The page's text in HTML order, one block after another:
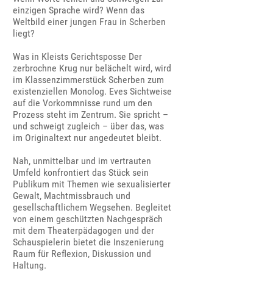
einzigen Sprache wird? Wenn das
Weltbild einer jungen Frau in Scherben
liegt?
Was in Kleists Gerichtsposse Der
zerbrochne Krug nur belächelt wird, wird
im Klassenzimmerstück Scherben zum
existenziellen Monolog. Eves Sichtweise
auf die Vorkommnisse rund um den
Prozess steht im Zentrum. Sie spricht –
und schweigt zugleich – über das, was
im Originaltext nur angedeutet bleibt.
Nah, unmittelbar und im vertrauten
Umfeld konfrontiert das Stück sein
Publikum mit Themen wie sexualisierter
Gewalt, Machtmissbrauch und
gesellschaftlichem Wegsehen. Begleitet
von einem geschützten Nachgespräch
mit dem Theaterpädagogen und der
Schauspielerin bietet die Inszenierung
Raum für Reflexion, Diskussion und
Haltung.